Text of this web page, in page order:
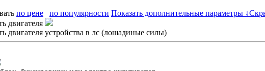
по цене по популярности Показать дополнительные параметры ↓
двигателя
двигателя устройства в лс (лошадиные силы)